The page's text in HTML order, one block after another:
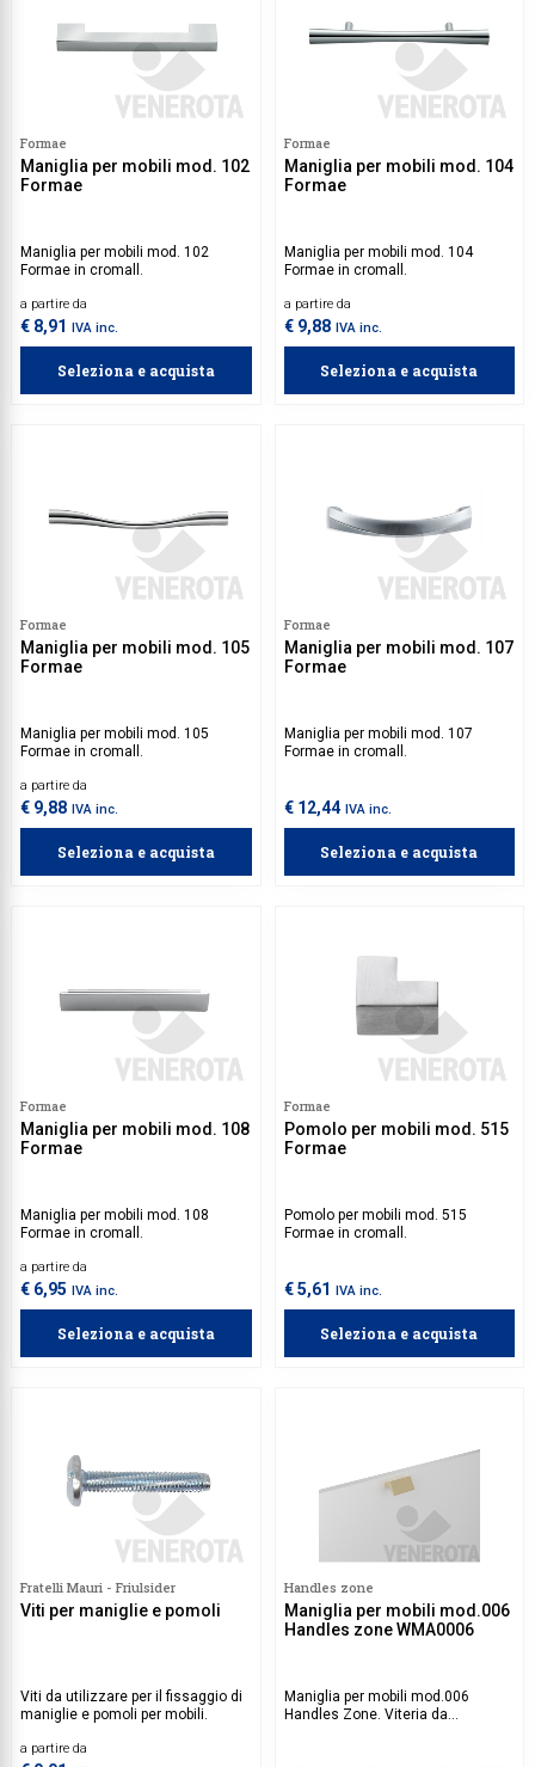
Formae
Maniglia per mobili mod. 102
Formae
Maniglia per mobili mod. 102
Formae in cromall.
a partire da
€ 8,91 IVA inc.
Seleziona e acquista
Formae
Maniglia per mobili mod. 104
Formae
Maniglia per mobili mod. 104
Formae in cromall.
a partire da
€ 9,88 IVA inc.
Seleziona e acquista
Formae
Maniglia per mobili mod. 105
Formae
Maniglia per mobili mod. 105
Formae in cromall.
a partire da
€ 9,88 IVA inc.
Seleziona e acquista
Formae
Maniglia per mobili mod. 107
Formae
Maniglia per mobili mod. 107
Formae in cromall.
€ 12,44 IVA inc.
Seleziona e acquista
Formae
Maniglia per mobili mod. 108
Formae
Maniglia per mobili mod. 108
Formae in cromall.
a partire da
€ 6,95 IVA inc.
Seleziona e acquista
Formae
Pomolo per mobili mod. 515
Formae
Pomolo per mobili mod. 515
Formae in cromall.
€ 5,61 IVA inc.
Seleziona e acquista
Fratelli Mauri - Friulsider
Viti per maniglie e pomoli
Viti da utilizzare per il fissaggio di
maniglie e pomoli per mobili.
a partire da
Handles zone
Maniglia per mobili mod.006
Handles zone WMA0006
Maniglia per mobili mod.006
Handles Zone. Viteria da